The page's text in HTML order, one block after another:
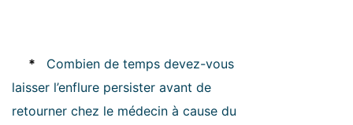
*
Combien de temps devez-vous
laisser l’enflure persister avant de
retourner chez le médecin à cause du